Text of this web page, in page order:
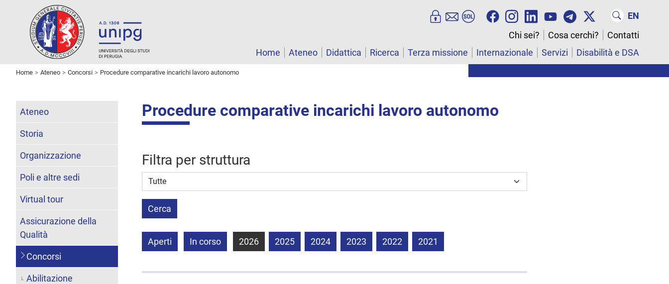
EN
Chi sei?
Cosa cerchi?
Contatti
Home
Ateneo Didattica Ricerca Terza missione Internazionale Servizi Disabilità e DSA
Home Ateneo Concorsi Procedure comparative incarichi lavoro autonomo
Procedure comparative incarichi lavoro autonomo
Filtra per struttura
Struttura stipulante
Cerca
Aperti In corso 2026 2025 2024 2023 2022 2021
Ateneo
Storia
Organizzazione
Poli e altre sedi
Virtual tour
Assicurazione della
Qualità
Concorsi
Abilitazione